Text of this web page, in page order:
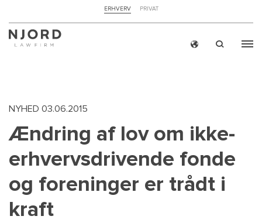
TOP
MENU
ERHVERV PRIVAT
NYHED 03.06.2015
Ændring af lov om ikke-
erhvervsdrivende fonde
og foreninger er trådt i
kraft